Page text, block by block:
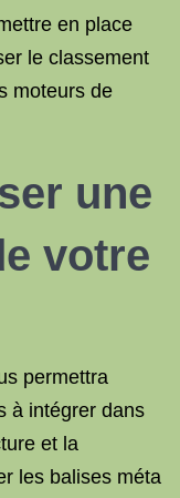
en place
le classement
moteurs de
une
votre
permettra
à intégrer dans
et la
les balises méta